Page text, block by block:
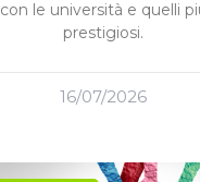
con le università e quelli
prestigiosi.
16/07/2026